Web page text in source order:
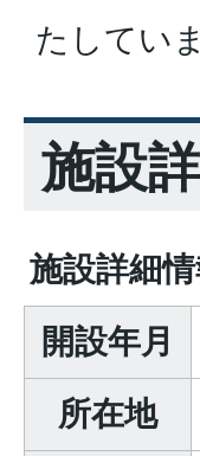
たしてい
施設
施設詳細
開設年月
所在地